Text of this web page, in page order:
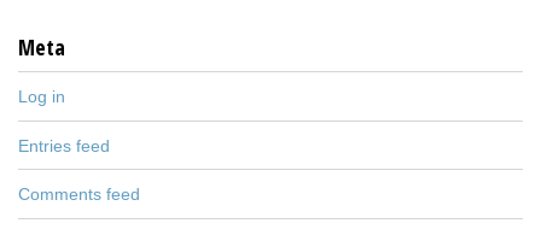
Meta
Log in
Entries feed
Comments feed